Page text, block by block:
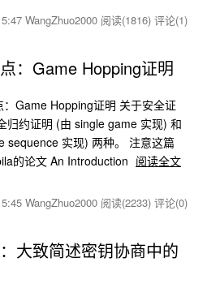
WangZhuo2000 阅读(1816) 评论(1)
：Game Hopping证明
Game Hopping证明 关于安全证
归约证明 (由 single game 实现) 和
sequence 实现) 两种。 注意这篇
的论文 An Introduction 阅读全文
WangZhuo2000 阅读(2233) 评论(0)
大致简述密钥协商中的